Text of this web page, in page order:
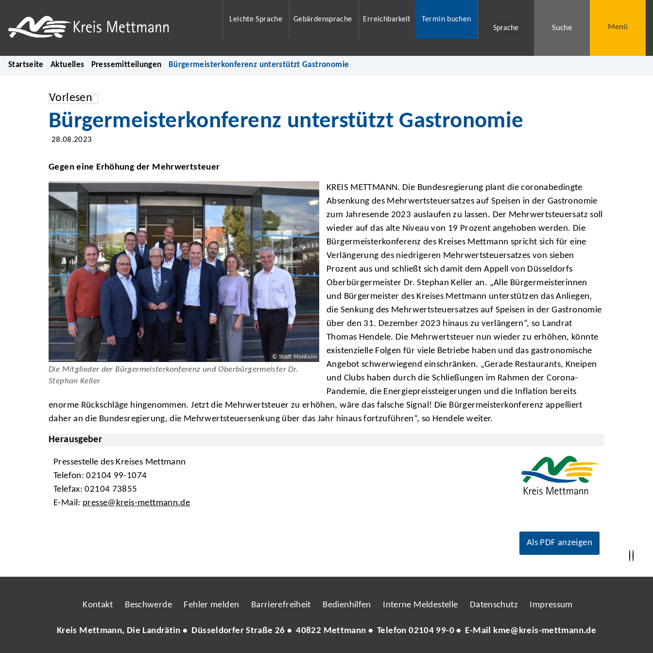
Leichte Sprache Gebärdensprache Erreichbarkeit
Termin buchen
Sprache
Suche Menü
Startseite Aktuelles Pressemitteilungen Bürgermeisterkonferenz unterstützt Gastronomie
Vorlesen
Bürgermeisterkonferenz unterstützt Gastronomie
28.08.2023
Gegen eine Erhöhung der Mehrwertsteuer
© Stadt Monheim
Die Mitglieder der Bürgermeisterkonferenz und Oberbürgermeister Dr.
Stephan Keller
KREIS METTMANN. Die Bundesregierung plant die coronabedingte
Absenkung des Mehrwertsteuersatzes auf Speisen in der Gastronomie
zum Jahresende 2023 auslaufen zu lassen. Der Mehrwertsteuersatz soll
wieder auf das alte Niveau von 19 Prozent angehoben werden. Die
Bürgermeisterkonferenz des Kreises Mettmann spricht sich für eine
Verlängerung des niedrigeren Mehrwertsteuersatzes von sieben
Prozent aus und schließt sich damit dem Appell von Düsseldorfs
Oberbürgermeister Dr. Stephan Keller an. „Alle Bürgermeisterinnen
und Bürgermeister des Kreises Mettmann unterstützen das Anliegen,
die Senkung des Mehrwertsteuersatzes auf Speisen in der Gastronomie
über den 31. Dezember 2023 hinaus zu verlängern“, so Landrat
Thomas Hendele. Die Mehrwertsteuer nun wieder zu erhöhen, könnte
existenzielle Folgen für viele Betriebe haben und das gastronomische
Angebot schwerwiegend einschränken. „Gerade Restaurants, Kneipen
und Clubs haben durch die Schließungen im Rahmen der Corona-
Pandemie, die Energiepreissteigerungen und die Inflation bereits
enorme Rückschläge hingenommen. Jetzt die Mehrwertsteuer zu erhöhen, wäre das falsche Signal! Die Bürgermeisterkonferenz appelliert
daher an die Bundesregierung, die Mehrwertsteuersenkung über das Jahr hinaus fortzuführen“, so Hendele weiter.
Herausgeber
Pressestelle des Kreises Mettmann
Telefon: 02104 99-1074
Telefax: 02104 73855
E-Mail: presse@kreis-mettmann.de
Als PDF anzeigen
Kontakt Beschwerde Fehler melden Barrierefreiheit Bedienhilfen Interne Meldestelle Datenschutz Impressum
Kreis Mettmann, Die Landrätin • Düsseldorfer Straße 26 • 40822 Mettmann • Telefon02104 99-0• E-Mail kme@kreis-mettmann.de